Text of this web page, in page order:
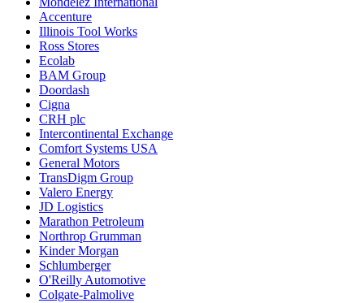
Accenture
Illinois Tool Works
Ross Stores
Ecolab
BAM Group
Doordash
Cigna
CRH plc
Intercontinental Exchange
Comfort Systems USA
General Motors
TransDigm Group
Valero Energy
JD Logistics
Marathon Petroleum
Northrop Grumman
Kinder Morgan
Schlumberger
O'Reilly Automotive
Colgate-Palmolive